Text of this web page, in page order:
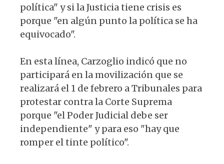
política" y si la Justicia tiene crisis es
porque "en algún punto la política se ha
equivocado".
En esta línea, Carzoglio indicó que no
participará en la movilización que se
realizará el 1 de febrero a Tribunales para
protestar contra la Corte Suprema
porque "el Poder Judicial debe ser
independiente" y para eso "hay que
romper el tinte político".